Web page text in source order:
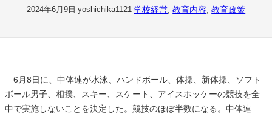
2024年6月9日 yoshichika1121 学校経営 , 教育内容 , 教育政策
6月8日に、中体連が水泳、ハンドボール、体操、新体操、ソフト
ボール男子、相撲、スキー、スケート、アイスホッケーの競技を全
中で実施しないことを決定した。競技のほぼ半数になる。中体連